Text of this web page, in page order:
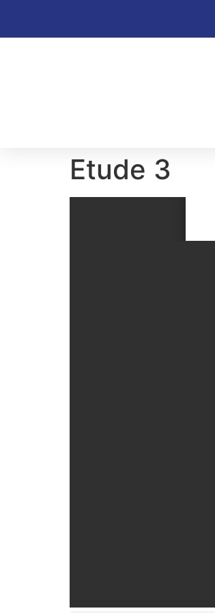
Etude 3